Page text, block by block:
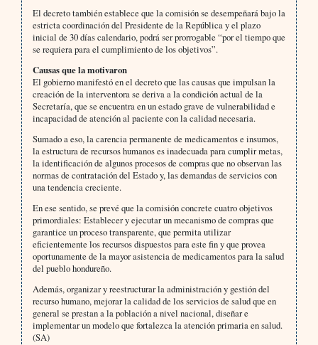
El decreto también establece que la comisión se desempeñará bajo la
estricta coordinación del Presidente de la República y el plazo
inicial de 30 días calendario, podrá ser prorrogable “por el tiempo que
se requiera para el cumplimiento de los objetivos”.
Causas que la motivaron
El gobierno manifestó en el decreto que las causas que impulsan la
creación de la interventora se deriva a la condición actual de la
Secretaría, que se encuentra en un estado grave de vulnerabilidad e
incapacidad de atención al paciente con la calidad necesaria.
Sumado a eso, la carencia permanente de medicamentos e insumos,
la estructura de recursos humanos es inadecuada para cumplir metas,
la identificación de algunos procesos de compras que no observan las
normas de contratación del Estado y, las demandas de servicios con
una tendencia creciente.
En ese sentido, se prevé que la comisión concrete cuatro objetivos
primordiales: Establecer y ejecutar un mecanismo de compras que
garantice un proceso transparente, que permita utilizar
eficientemente los recursos dispuestos para este fin y que provea
oportunamente de la mayor asistencia de medicamentos para la salud
del pueblo hondureño.
Además, organizar y reestructurar la administración y gestión del
recurso humano, mejorar la calidad de los servicios de salud que en
general se prestan a la población a nivel nacional, diseñar e
implementar un modelo que fortalezca la atención primaria en salud.
(SA)